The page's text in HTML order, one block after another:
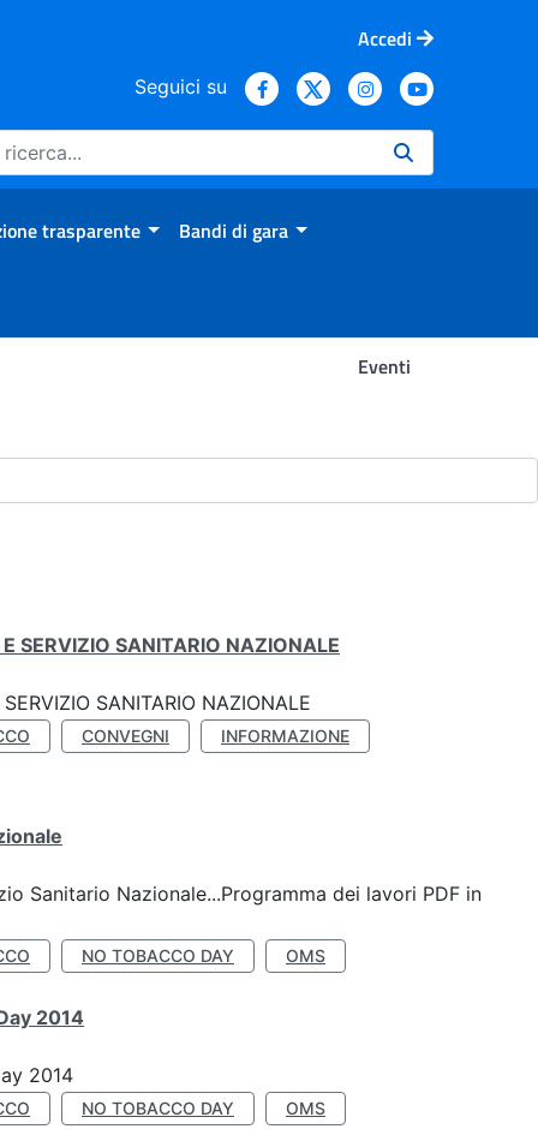
Accedi
Seguici su
trasparente Bandi di gara
Eventi
SERVIZIO SANITARIO NAZIONALE
SANITARIO NAZIONALE
CONVEGNI
INFORMAZIONE
Sanitario Nazionale...Programma dei lavori PDF in
NO TOBACCO DAY OMS
2014
2014
NO TOBACCO DAY OMS